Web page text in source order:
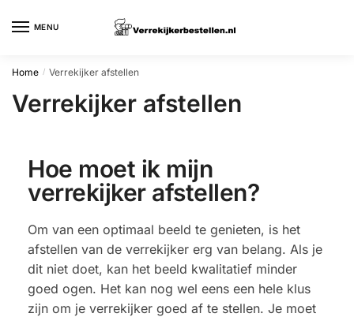
MENU
Home / Verrekijker afstellen
Verrekijker afstellen
Hoe moet ik mijn
verrekijker afstellen?
Om van een optimaal beeld te genieten, is het
afstellen van de verrekijker erg van belang. Als je
dit niet doet, kan het beeld kwalitatief minder
goed ogen. Het kan nog wel eens een hele klus
zijn om je verrekijker goed af te stellen. Je moet